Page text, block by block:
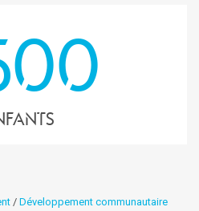
/ Développement communautaire